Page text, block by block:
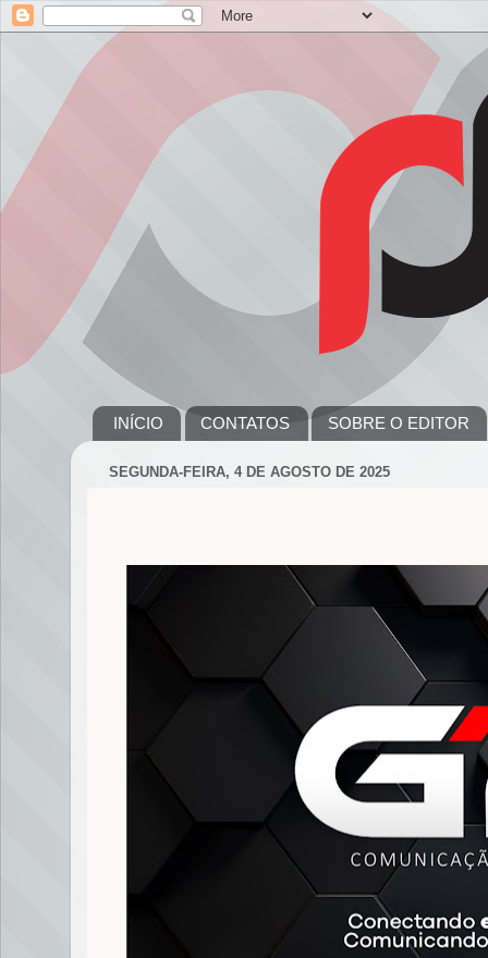
INÍCIO CONTATOS SOBRE O EDITOR
SEGUNDA-FEIRA, 4 DE AGOSTO DE 2025